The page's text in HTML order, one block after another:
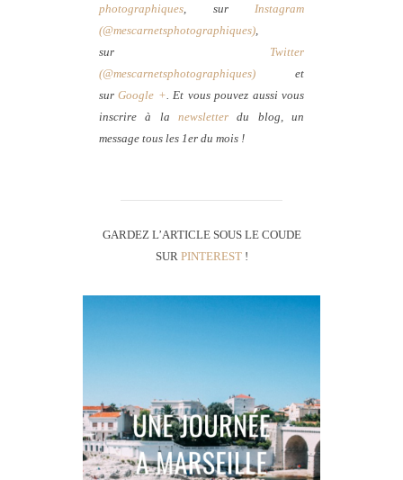
photographiques, sur Instagram
(@mescarnetsphotographiques),
sur Twitter
(@mescarnetsphotographiques) et
surGoogle +. Et vous pouvez aussi vous
inscrire à la newsletter du blog, un
message tous les 1er du mois !
GARDEZ L’ARTICLE SOUS LE COUDE
SUR PINTEREST!